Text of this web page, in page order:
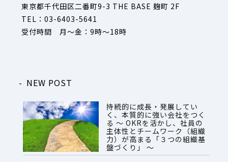
東京都千代田区二番町9-3 THE BASE 麹町 2F
TEL：03-6403-5641
受付時間 月～金：9時～18時
NEW POST
持続的に成長・発展してい
く、本質的に強い会社をつく
る ～ OKRを活かし、社員の
主体性とチームワーク（組織
力）が高まる「３つの組織基
盤づくり」 ～